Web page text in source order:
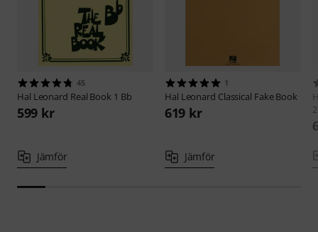
45
Hal Leonard Real Book 1 Bb
599 kr
Jämför
1
Hal Leonard Classical Fake Book
619 kr
Jämför